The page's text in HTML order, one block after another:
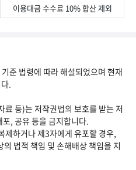
이용대금 수수료 10% 합산 제외
준 법령에 따라 해설되었으며 현재
.
료 등)는 저작권법의 보호를 받는 저
, 공유 등을 금지합니다.
제하거나 제3자에게 유포할 경우,
법적 책임 및 손해배상 책임을 지